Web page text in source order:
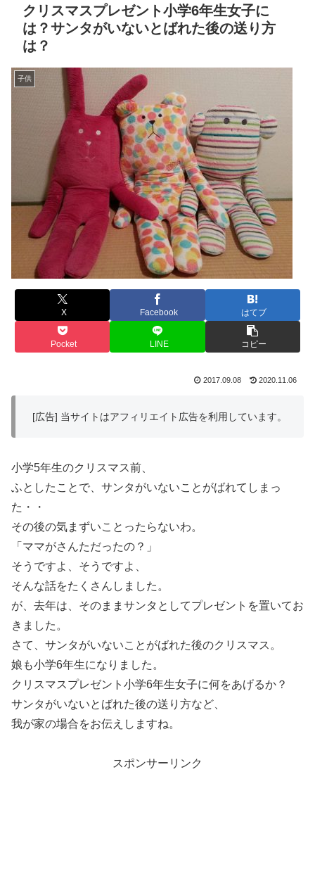
クリスマスプレゼント小学6年生女子に
は？サンタがいないとばれた後の送り方
は？
子供
X Facebook はてブ
Pocket LINE コピー
2017.09.08 2020.11.06
[広告] 当サイトはアフィリエイト広告を利用しています。
小学5年生のクリスマス前、
ふとしたことで、サンタがいないことがばれてしまっ
た・・
その後の気まずいことったらないわ。
「ママがさんただったの？」
そうですよ、そうですよ、
そんな話をたくさんしました。
が、去年は、そのままサンタとしてプレゼントを置いてお
きました。
さて、サンタがいないことがばれた後のクリスマス。
娘も小学6年生になりました。
クリスマスプレゼント小学6年生女子に何をあげるか？
サンタがいないとばれた後の送り方など、
我が家の場合をお伝えしますね。
スポンサーリンク